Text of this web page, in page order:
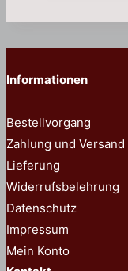
Informationen
Bestellvorgang
Zahlung und Versand
Lieferung
Widerrufsbelehrung
Datenschutz
Impressum
Mein Konto